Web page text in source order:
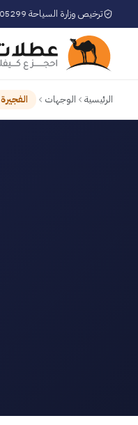
ترخيص وزارة السياحة 73105299
الرئيسية الوجهات الفجيرة